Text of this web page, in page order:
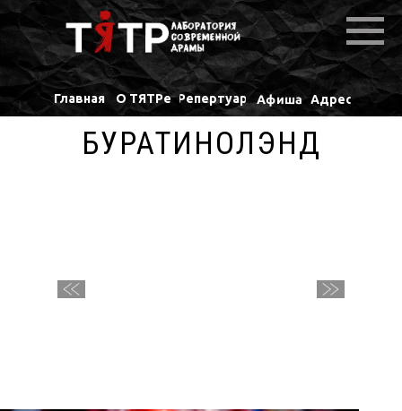
Главная О ТЯТРе Репертуар Афиша Адрес
БУРАТИНОЛЭНД